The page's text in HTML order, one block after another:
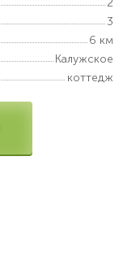
2
3
6 км
Калужское
коттедж